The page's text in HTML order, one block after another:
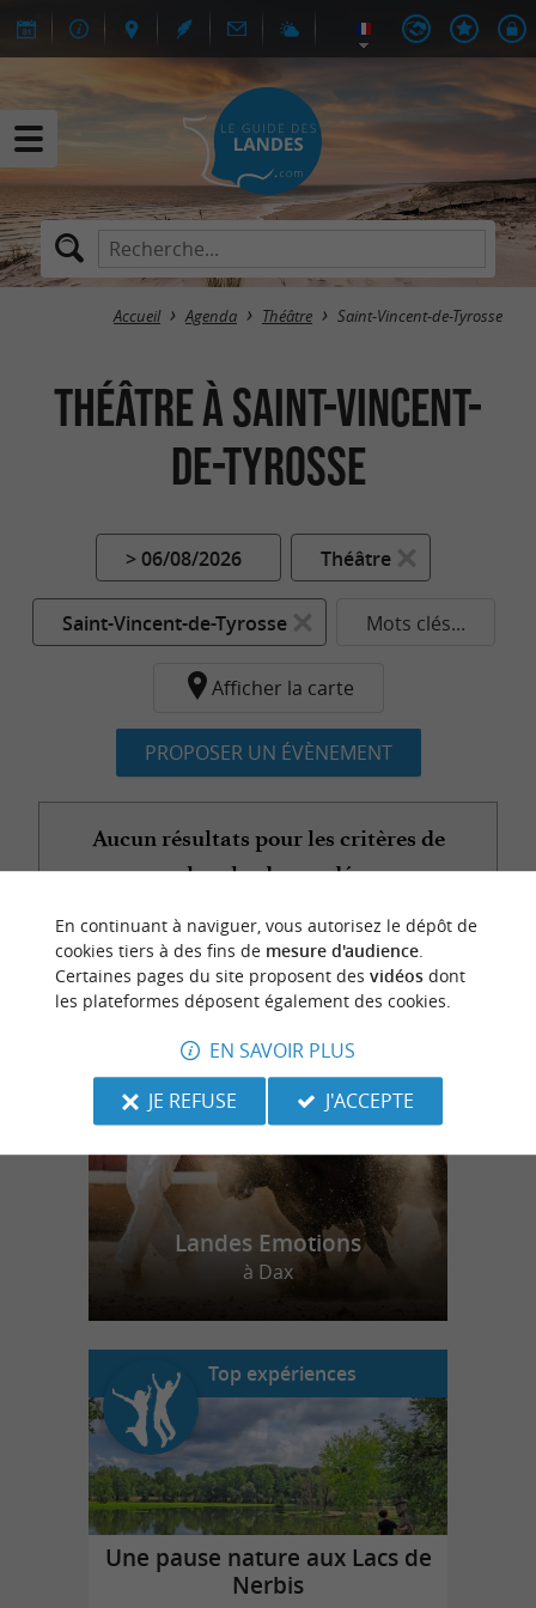
Accueil Agenda Théâtre Saint-Vincent-de-Tyrosse
Théâtre à Saint-Vincent-
de-Tyrosse
> 06/08/2026 Théâtre
Saint-Vincent-de-Tyrosse Mots clés...
Afficher la carte
PROPOSER UN ÉVÈNEMENT
Aucun résultats pour les critères de
recherche demandés...
n
o
t
r
e
c
o
u
p
d
e
c
o
e
u
r
Landes Emotions
à Dax
Top expériences
Une pause nature aux Lacs de
Nerbis
En continuant à naviguer, vous autorisez le dépôt de
cookies tiers à des fins de mesure d'audience.
Certaines pages du site proposent des vidéosdont
les plateformes déposent également des cookies.
EN SAVOIR PLUS
JE REFUSE
J'ACCEPTE